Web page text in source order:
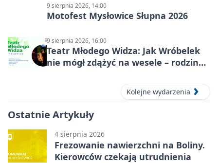
9 sierpnia 2026, 14:00
Motofest Mysłowice Słupna 2026
9 sierpnia 2026, 16:00
Teatr Młodego Widza: Jak Wróbelek
nie mógł zdążyć na wesele – rodzinny
Kolejne wydarzenia
Ostatnie Artykuły
4 sierpnia 2026
Frezowanie nawierzchni na Boliny.
Kierowców czekają utrudnienia